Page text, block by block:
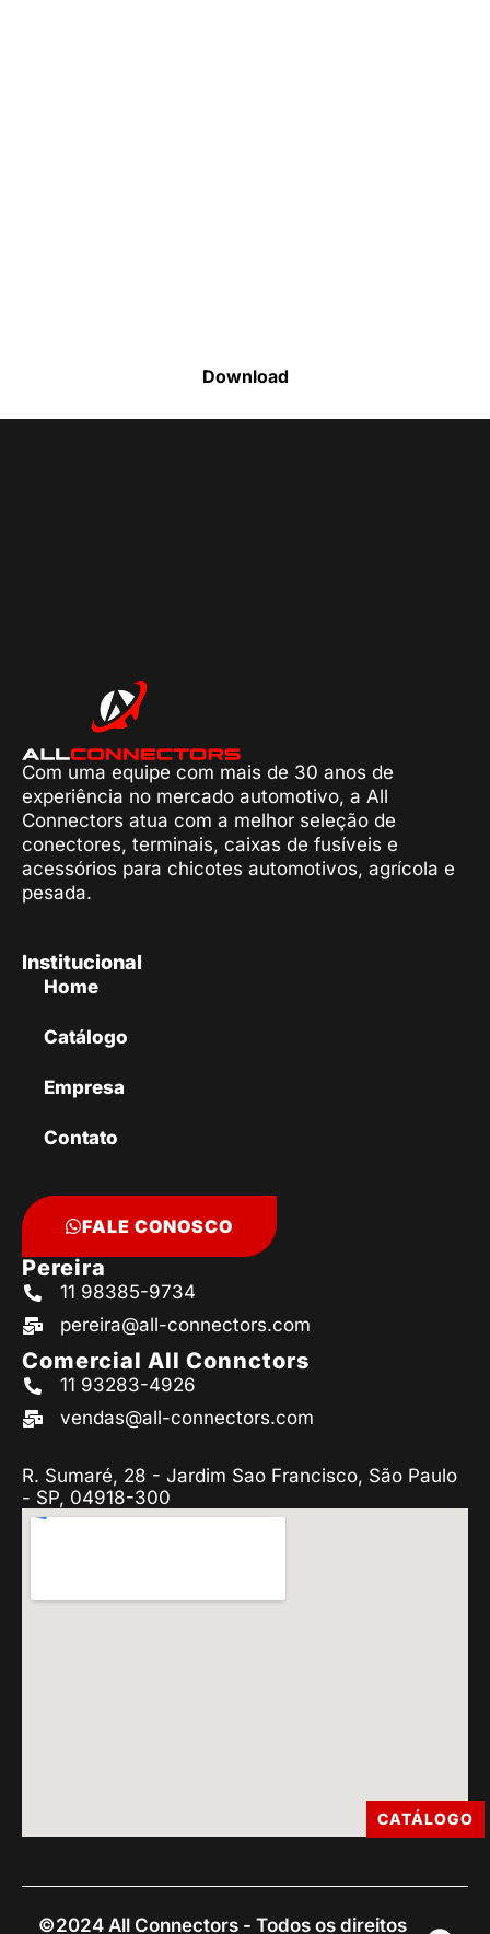
Download
Com uma equipe com mais de 30 anos de
experiência no mercado automotivo, a All
Connectors atua com a melhor seleção de
conectores, terminais, caixas de fusíveis e
acessórios para chicotes automotivos, agrícola e
pesada.
Institucional
Home
Catálogo
Empresa
Contato
FALE CONOSCO
Pereira
11 98385-9734
pereira@all-connectors.com
Comercial All Connctors
11 93283-4926
vendas@all-connectors.com
R. Sumaré, 28 - Jardim Sao Francisco, São Paulo
- SP, 04918-300
©2024 All Connectors - Todos os direitos
CATÁLOGO